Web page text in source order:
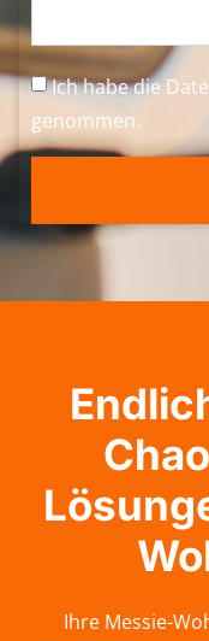
Ich habe die
genommen.
Ihre Messie-